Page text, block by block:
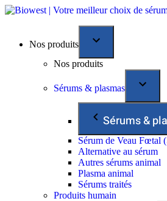
Nos produits
Nos produits
Sérums & plasmas
Sérums &
Sérum de Veau Fœtal
Alternative au sérum
Autres sérums animal
Plasma animal
Sérums traités
Produits humain